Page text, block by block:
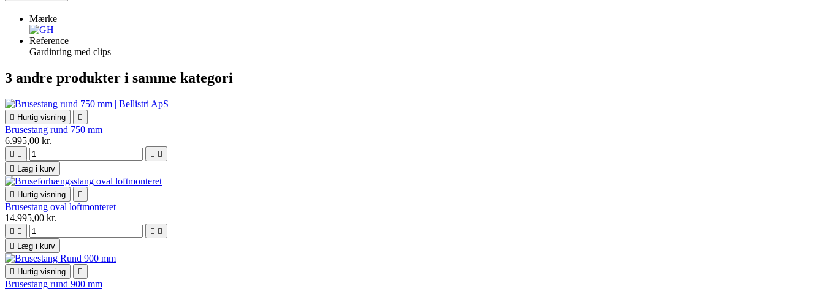
Mærke
Reference
Gardinring med clips
3 andre produkter i samme kategori
 Hurtig visning 
Brusestang rund 750 mm
6.995,00 kr.
   
 Læg i kurv
 Hurtig visning 
Brusestang oval loftmonteret
14.995,00 kr.
   
 Læg i kurv
 Hurtig visning 
Brusestang rund 900 mm